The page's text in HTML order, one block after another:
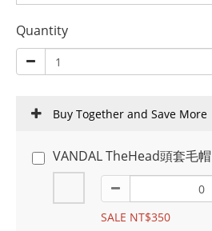
Quantity
Buy Together and Save More
VANDAL TheHead頭套毛帽
SALE NT$350